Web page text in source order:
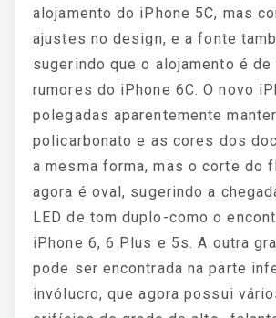
alojamento do iPhone 5C, mas
ajustes no design, e a fonte
sugerindo que o alojamento é
rumores do iPhone 6C. O novo
polegadas aparentemente
policarbonato e as cores dos
a mesma forma, mas o corte do
agora é oval, sugerindo a
LED de tom duplo-como o
iPhone 6, 6 Plus e 5s. A outra
pode ser encontrada na parte
invólucro, que agora possui